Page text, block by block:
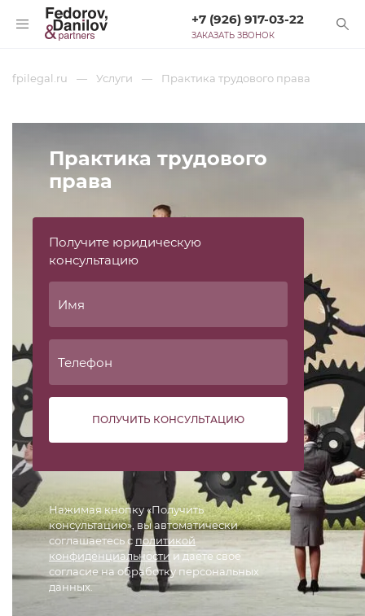
+7 (926) 917-03-22
ЗАКАЗАТЬ ЗВОНОК
fpilegal.ru Услуги Практика трудового права
Практика трудового
права
Получите юридическую
консультацию
ПОЛУЧИТЬ КОНСУЛЬТАЦИЮ
Нажимая кнопку «Получить
консультацию», вы автоматически
соглашаетесь с политикой
конфиденциальности и даете свое
согласие на обработку персональных
данных.